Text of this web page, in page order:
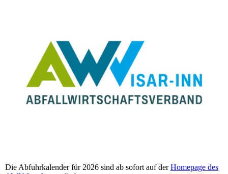
Die Abfuhrkalender für 2026 sind ab sofort auf derHomepage des